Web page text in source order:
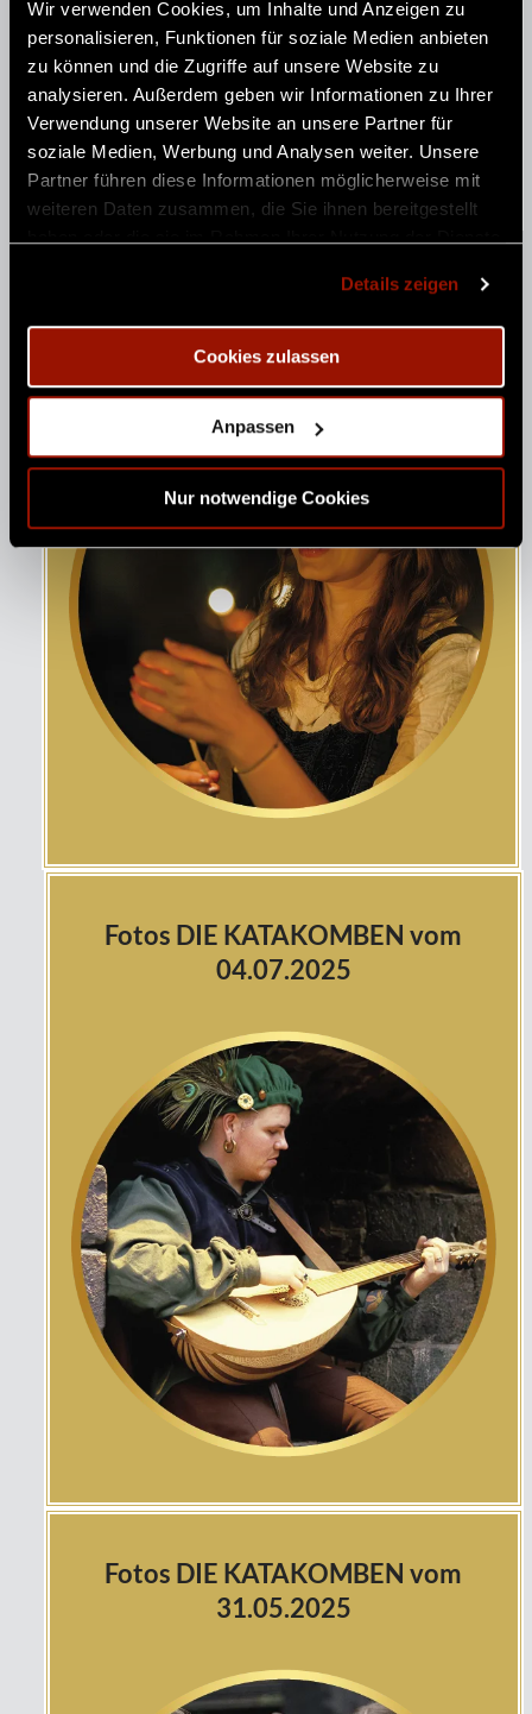
Wir verwenden Cookies, um Inhalte und Anzeigen zu
personalisieren, Funktionen für soziale Medien anbieten
zu können und die Zugriffe auf unsere Website zu
analysieren. Außerdem geben wir Informationen zu Ihrer
Verwendung unserer Website an unsere Partner für
soziale Medien, Werbung und Analysen weiter. Unsere
Partner führen diese Informationen möglicherweise mit
weiteren Daten zusammen, die Sie ihnen bereitgestellt
Details zeigen
Cookies zulassen
Anpassen
Nur notwendige Cookies
Fotos DIE KATAKOMBEN vom
23.08.2025
Fotos DIE KATAKOMBEN vom
04.07.2025
Fotos DIE KATAKOMBEN vom
31.05.2025